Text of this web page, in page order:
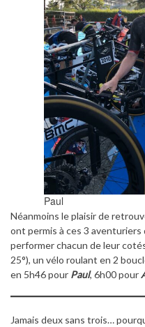
Paul
Néanmoins le plaisir de
ont permis à ces 3
performer chacun de leur
25°), un vélo roulant en 2
en 5h46 pour Paul, 6h00 pour
Jamais deux sans trois…